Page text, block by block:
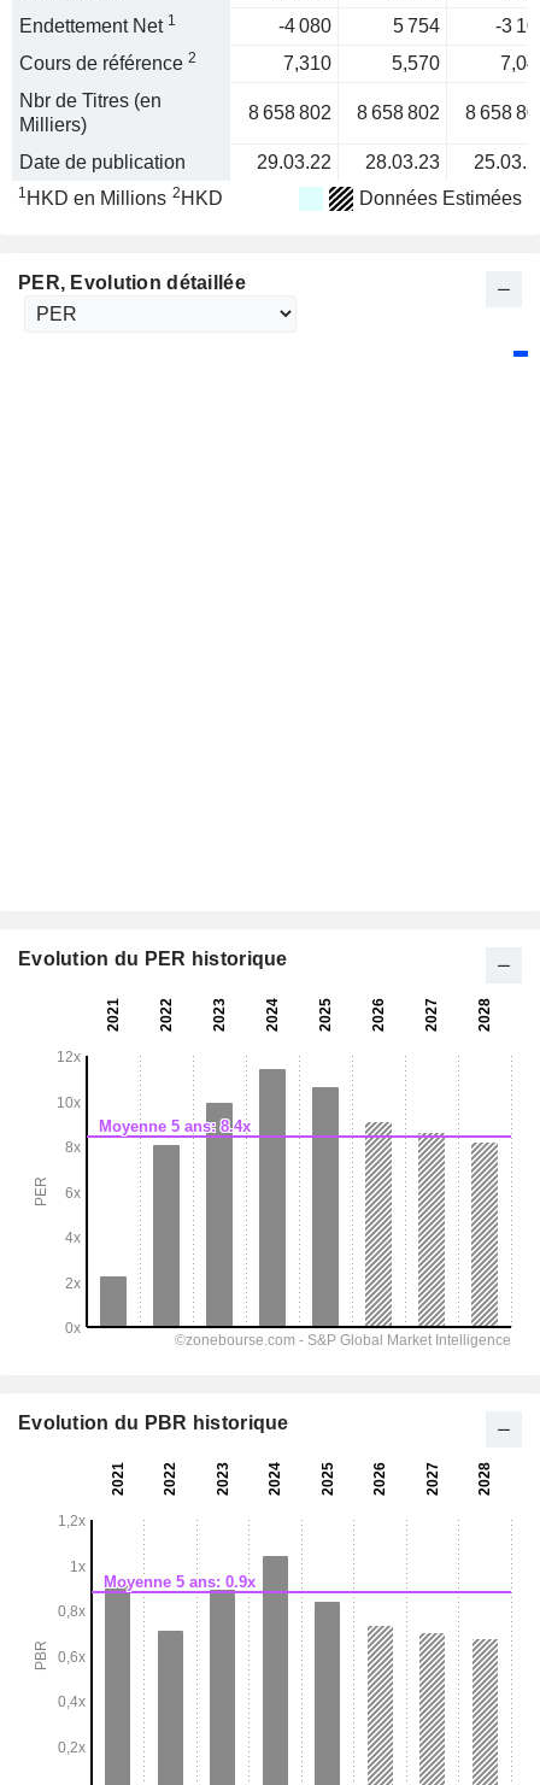
Endettement Net 1 -4 080 5 754
-3
Cours de référence 2 7,310 5,570
Nbr de Titres (en
Milliers)
8 658 802 8 658 802 8 658
Date de publication 29.03.22 28.03.23
1 HKD en Millions 2 HKD Données Estimées
PER, Evolution détaillée
Evolution du PER historique
Evolution du PBR historique